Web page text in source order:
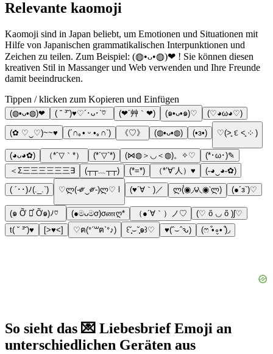
Relevante kaomoji
Kaomoji sind in Japan beliebt, um Emotionen und Situationen mit
Hilfe von Japanischen grammatikalischen Interpunktionen und
Zeichen zu teilen. Zum Beispiel: (◍•ᴗ•◍)❤ ! Sie können diesen
kreativen Stil in Massanger und Web verwenden und Ihre Freunde
damit beeindrucken.
Tippen / klicken zum Kopieren und Einfügen
(◍•ᴗ•◍)❤ ( ˘ ³˘)♥︎♡´･ᴗ･`♡ (❤´艸｀❤) (๑•ᴗ•๑)♡ (♡◕ω◕♡)
(✿ ♡‿♡)~~♥️ (´∩｡• ᵕ •｡∩`) 《♡》 (◍•ᴗ•◍) (•з•) ♡(˃͈ દ ˂͈ ༶ )
(◕ᴗ◕✿) （*´▽｀*） (*´▽`*) (⋈◍＞◡＜◍)。✧♡
(*･ω･)✎
＜Σ三三三三三三∃
(┬┬﹏┬┬) (*=*) （*’∀’人）♥ (˶◕‿◕˶✿)
( ´･･)ﾉ(._.`) ♡ლ(-༗‿༗-)ლ♡ l (♥´∀｀)／ ლ(́◉◞౪◟◉‵ლ) (●´з`)♡
(๑ Ỡ ◡͐ Ỡ๑)ﾉ♡ (●මᴗමσ)σணღ* （●´∀｀）ノ♡
(♡ ὅ ◡ ὅ )ʃ♡
t( ˘ ³˘)♥
[>♥︎<] ♡ฅ(ᐤˊ꒳ฅˋᐤ♪) ꒰˘̩̩̩⌣˘̩̩̩๑꒱♡ ♥(ˆ⌣ˆԅ) (ෆ ͒•∘̬• ͒)◞
So sieht das 💌 Liebesbrief Emoji an
unterschiedlichen Geräten aus